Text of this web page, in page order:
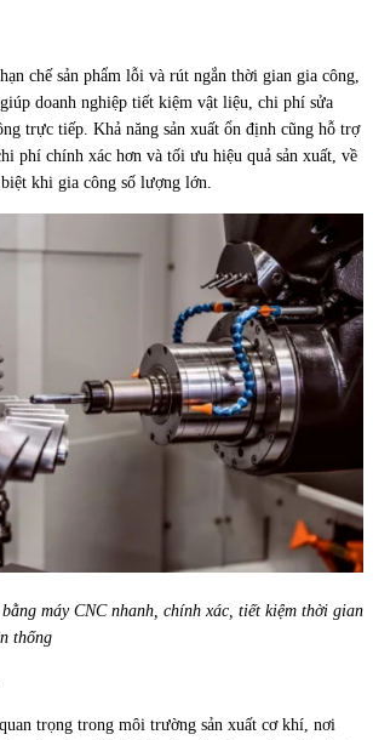
chế sản phẩm lỗi và rút ngắn thời gian gia công,
doanh nghiệp tiết kiệm vật liệu, chi phí sửa
trực tiếp. Khả năng sản xuất ổn định cũng hỗ trợ
phí chính xác hơn và tối ưu hiệu quả sản xuất, về
khi gia công số lượng lớn.
máy CNC nhanh, chính xác, tiết kiệm thời gian
thống
trọng trong môi trường sản xuất cơ khí, nơi